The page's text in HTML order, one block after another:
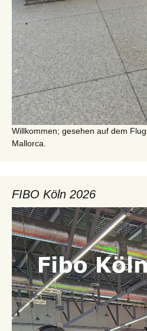
Willkommen; gesehen auf dem
Mallorca.
FIBO Köln 2026
Video-
Player